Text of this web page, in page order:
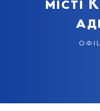
місті